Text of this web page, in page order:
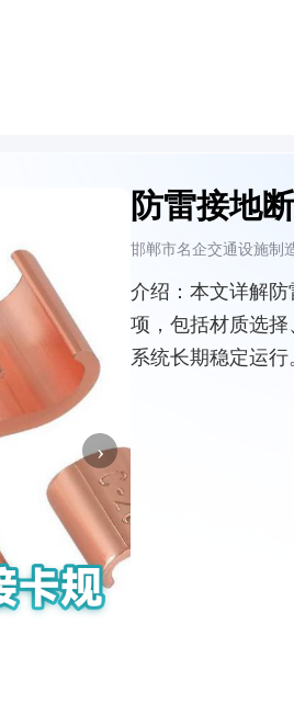
›
防雷接地
邯郸市名企交通设施制
介绍： 本文详解
项，包括材质选
系统长期稳定运行